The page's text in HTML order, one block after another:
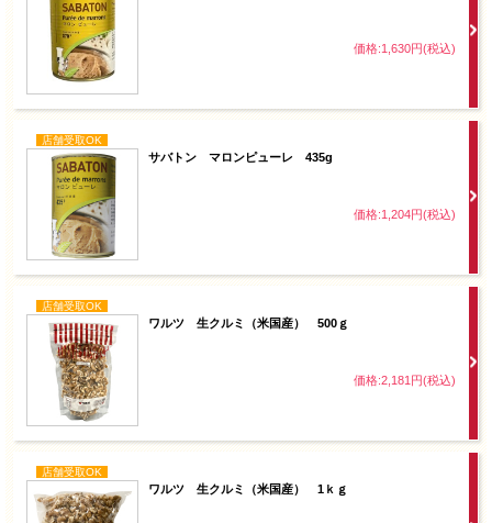
価格:1,630円(税込)
店舗受取OK
サバトン マロンピューレ 435g
価格:1,204円(税込)
店舗受取OK
ワルツ 生クルミ（米国産） 500ｇ
価格:2,181円(税込)
店舗受取OK
ワルツ 生クルミ（米国産） 1ｋｇ